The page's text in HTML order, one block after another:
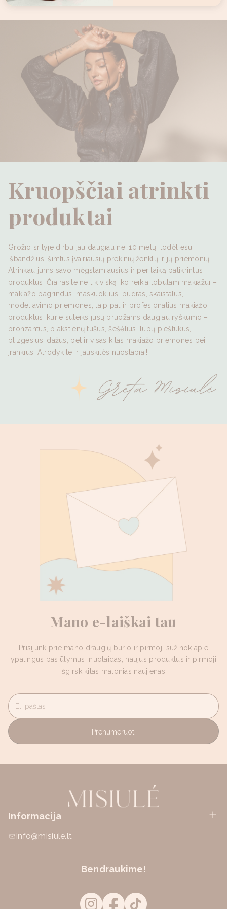
Kruopščiai atrinkti
produktai
Grožio srityje dirbu jau daugiau nei 10 metų, todėl esu
išbandžiusi šimtus įvairiausių prekinių ženklų ir jų priemonių.
Atrinkau jums savo mėgstamiausius ir per laiką patikrintus
produktus. Čia rasite ne tik viską, ko reikia tobulam makiažui –
makiažo pagrindus, maskuoklius, pudras, skaistalus,
modeliavimo priemones, taip pat ir profesionalius makiažo
produktus, kurie suteiks jūsų bruožams daugiau ryškumo –
bronzantus, blakstienų tušus, šešėlius, lūpų pieštukus,
blizgesius, dažus, bet ir visas kitas makiažo priemones bei
įrankius. Atrodykite ir jauskitės nuostabiai!
Mano e-laiškai tau
Prisijunk prie mano draugių būrio ir pirmoji sužinok apie
ypatingus pasiūlymus, nuolaidas, naujus produktus ir pirmoji
išgirsk kitas malonias naujienas!
El. paštas
Prenumeruoti
Informacija
info@misiule.lt
Bendraukime!